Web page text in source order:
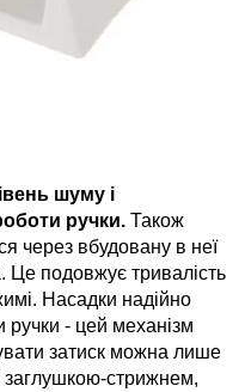
шуму і
ручки. Також
через вбудовану в неї
Це подовжує тривалість
Насадки надійно
ручки - цей механізм
затиск можна лише
стрижнем,